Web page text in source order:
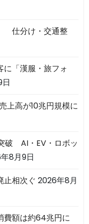
仕分け・交通整
「漢服・旅フォ
上高が10兆円規模に
破 AI・EV・ロボッ
8月9日
止相次ぐ 2026年8月
費額は約64兆円に